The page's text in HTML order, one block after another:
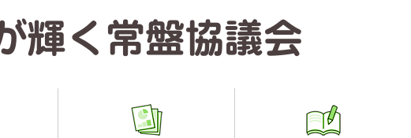
輝く常盤協議会